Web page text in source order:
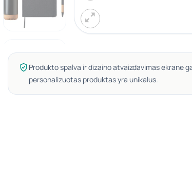
Produkto spalva ir dizaino atvaizdavimas ekrane
personalizuotas produktas yra unikalus.